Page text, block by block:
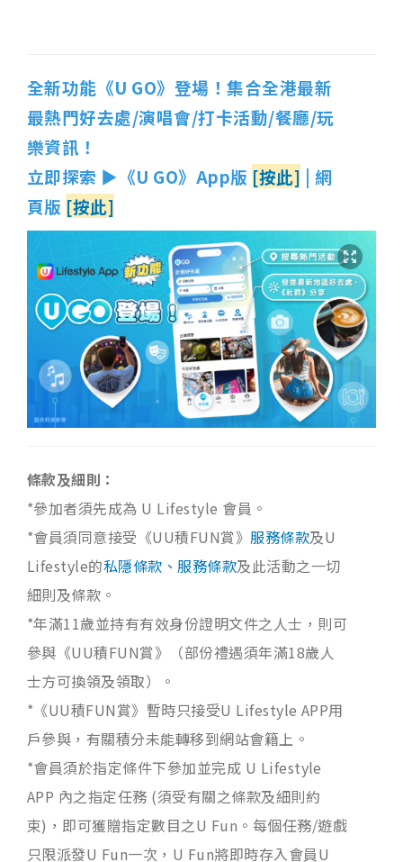
全新功能《U GO》登場！集合全港最新
最熱門好去處/演唱會/打卡活動/餐廳/玩
樂資訊！
立即探索 ▶《U GO》App版 [按此] | 網
頁版 [按此]
條款及細則：
*參加者須先成為 U Lifestyle 會員。
*會員須同意接受《UU積FUN賞》 服務條款及U
Lifestyle的私隱條款、服務條款及此活動之一切
細則及條款。
*年滿11歲並持有有效身份證明文件之人士，則可
參與《UU積FUN賞》（部份禮遇須年滿18歲人
士方可換領及領取）。
*《UU積FUN賞》暫時只接受U Lifestyle APP用
戶參與，有關積分未能轉移到網站會籍上。
*會員須於指定條件下參加並完成 U Lifestyle
APP 內之指定任務 (須受有關之條款及細則約
束)，即可獲贈指定數目之U Fun。每個任務/遊戲
只限派發U Fun一次，U Fun將即時存入會員U